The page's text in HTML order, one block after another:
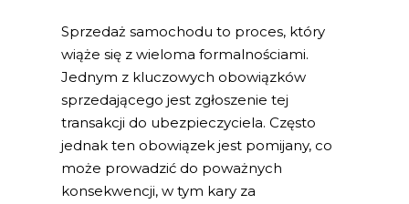
Sprzedaż samochodu to proces, który
wiąże się z wieloma formalnościami.
Jednym z kluczowych obowiązków
sprzedającego jest zgłoszenie tej
transakcji do ubezpieczyciela. Często
jednak ten obowiązek jest pomijany, co
może prowadzić do poważnych
konsekwencji, w tym kary za